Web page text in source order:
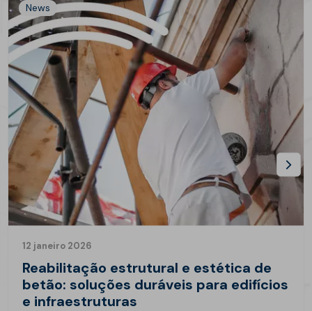
News
12 janeiro 2026
Reabilitação estrutural e estética de
betão: soluções duráveis para edifícios
e infraestruturas